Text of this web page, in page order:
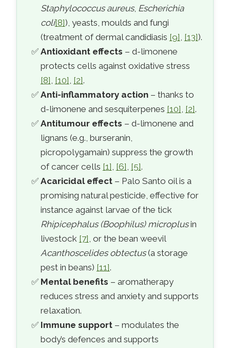
Staphylococcus aureus, Escherichia
coli[8]), yeasts, moulds and fungi
(treatment of dermal candidiasis [9], [13]).
Antioxidant effects – d-limonene
protects cells against oxidative stress
[8], [10], [2].
Anti-inflammatory action– thanks to
d-limonene and sesquiterpenes [10], [2].
Antitumour effects – d-limonene and
lignans (e.g., burseranin,
picropolygamain) suppress the growth
of cancer cells [1], [6], [5].
Acaricidal effect– Palo Santo oil is a
promising natural pesticide, effective for
instance against larvae of the tick
Rhipicephalus (Boophilus) microplusin
livestock [7], or the bean weevil
Acanthoscelides obtectus(a storage
pest in beans) [11].
Mental benefits – aromatherapy
reduces stress and anxiety and supports
relaxation.
Immune support– modulates the
body’s defences and supports